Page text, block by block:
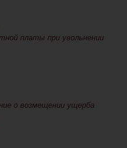
платы при увольнении
о возмещении ущерба